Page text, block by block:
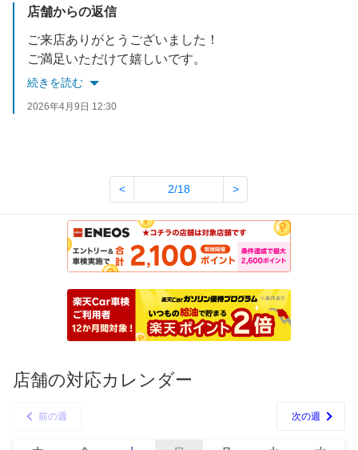
店舗からの返信
ご来店ありがとうございました！
ご満足いただけて嬉しいです。
またのご利用をお待ちしております！
続きを読む
2026年4月9日 12:30
< 2/18 >
店舗の対応カレンダー
前の週 次の週